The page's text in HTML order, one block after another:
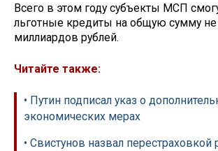
Всего в этом году субъекты МСП
льготные кредиты на общую сумму
миллиардов рублей.
Читайте также:
• Путин подписал указ о
экономических мерах
• Свистунов назвал